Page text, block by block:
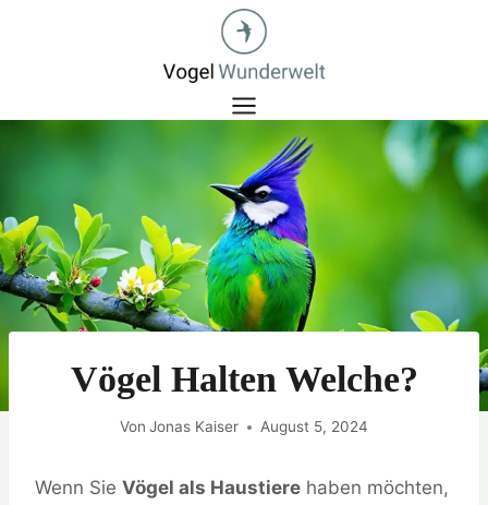
Vögel Halten Welche?
Von Jonas Kaiser August 5, 2024
Wenn Sie Vögel als Haustiere haben möchten,